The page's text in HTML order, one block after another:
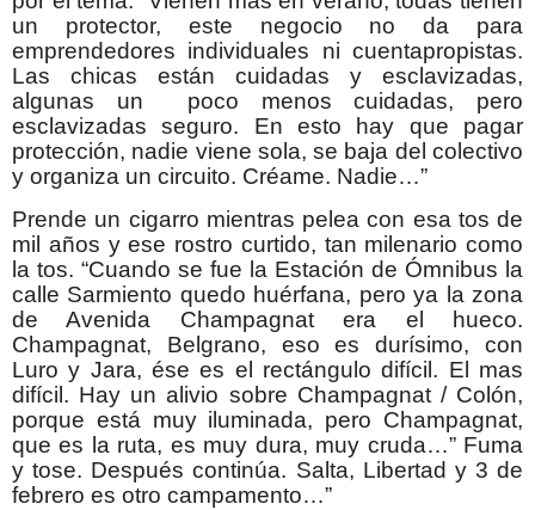
un protector, este negocio no da para
emprendedores individuales ni cuentapropistas.
Las chicas están cuidadas y esclavizadas,
algunas un poco menos cuidadas, pero
esclavizadas seguro. En esto hay que pagar
protección, nadie viene sola, se baja del colectivo
y organiza un circuito. Créame. Nadie…”
Prende un cigarro mientras pelea con esa tos de
mil años y ese rostro curtido, tan milenario como
la tos. “Cuando se fue la Estación de Ómnibus la
calle Sarmiento quedo huérfana, pero ya la zona
de Avenida Champagnat era el hueco.
Champagnat, Belgrano, eso es durísimo, con
Luro y Jara, ése es el rectángulo difícil. El mas
difícil. Hay un alivio sobre Champagnat / Colón,
porque está muy iluminada, pero Champagnat,
que es la ruta, es muy dura, muy cruda…” Fuma
y tose. Después continúa. Salta, Libertad y 3 de
febrero es otro campamento…”